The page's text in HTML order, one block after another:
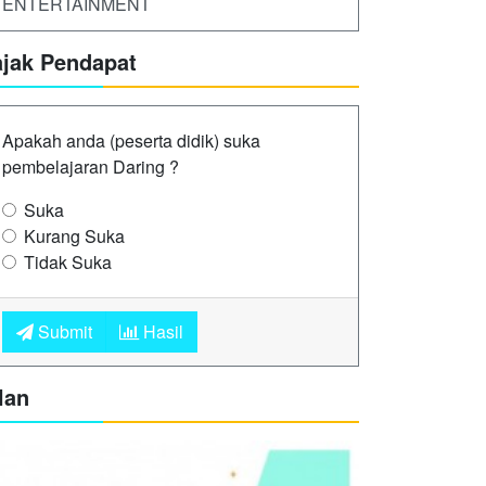
Pendapat
Apakah anda (peserta didik) suka
pembelajaran Daring ?
Suka
Kurang Suka
Tidak Suka
Submit Hasil